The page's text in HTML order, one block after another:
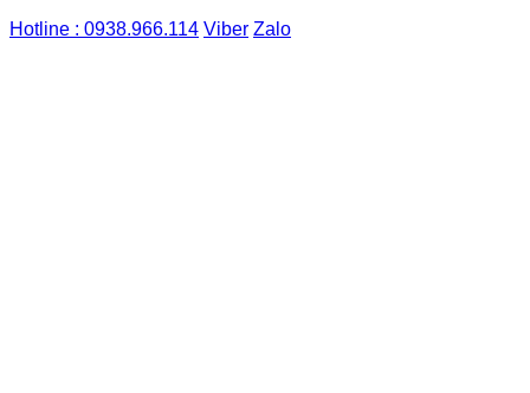
Hotline : 0938.966.114 Viber Zalo